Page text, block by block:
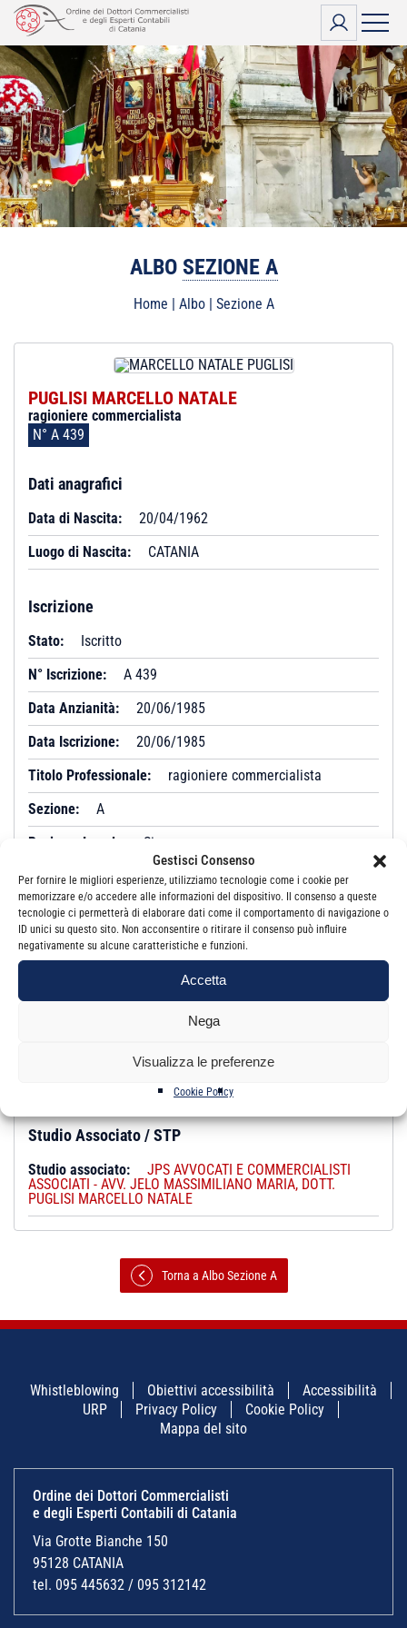
Gestisci Consenso
Per fornire le migliori esperienze, utilizziamo tecnologie come i cookie per
memorizzare e/o accedere alle informazioni del dispositivo. Il consenso a queste
tecnologie ci permetterà di elaborare dati come il comportamento di navigazione o
ID unici su questo sito. Non acconsentire o ritirare il consenso può influire
negativamente su alcune caratteristiche e funzioni.
Accetta
Nega
Visualizza le preferenze
Cookie Policy
Vai
contenuto
ALBO SEZIONE A
Home | Albo| Sezione A
PUGLISI MARCELLO NATALE
ragioniere commercialista
N° A 439
Dati anagrafici
Data di Nascita:
20/04/1962
Luogo di Nascita:
CATANIA
Iscrizione
Stato:
Iscritto
N° Iscrizione:
A 439
Data Anzianità:
20/06/1985
Data Iscrizione:
20/06/1985
Titolo Professionale:
ragioniere commercialista
Sezione:
A
Revisore Legale:
Si
Iscrizione:
Albo
Studio
Email:
studiotributariopuglisi@gmail.com
PEC:
marcello.puglisi@pec.odcec.ct.it
VIA ETNA, 3 95037 SAN GIOVANNI LA PUNTA
Studio Associato / STP
Studio associato:
JPS AVVOCATI E COMMERCIALISTI
ASSOCIATI - AVV. JELO MASSIMILIANO MARIA, DOTT.
PUGLISI MARCELLO NATALE
Torna a Albo Sezione A
Whistleblowing Obiettivi accessibilità
Accessibilità
URP
Privacy Policy
Cookie Policy
Mappa del sito
Ordine dei Dottori Commercialisti
e degli Esperti Contabili di Catania
Via Grotte Bianche 150
95128 CATANIA
tel. 095 445632 / 095 312142